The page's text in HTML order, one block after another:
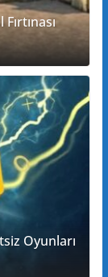
Oyunları